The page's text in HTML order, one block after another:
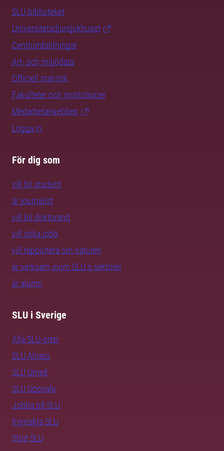
SLU-biblioteket
Universitetsdjursjukhuset
Centrumbildningar
Art- och miljödata
Officiell statistik
Fakulteter och institutioner
Medarbetarwebben
Logga in
För dig som
vill bli student
är journalist
vill bli doktorand
vill söka jobb
vill rapportera om naturen
är verksam inom SLU:s sektorer
är alumn
SLU i Sverige
Alla SLU-orter
SLU Alnarp
SLU Umeå
SLU Uppsala
Jobba på SLU
Kontakta SLU
Stöd SLU